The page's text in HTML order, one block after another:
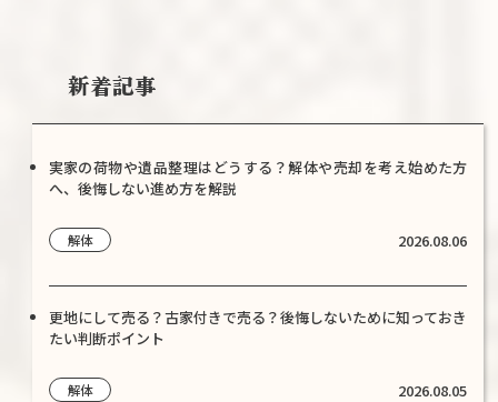
新着記事
実家の荷物や遺品整理はどうする？解体や売却を考え始めた方
へ、後悔しない進め方を解説
解体 2026.08.06
更地にして売る？古家付きで売る？後悔しないために知っておき
たい判断ポイント
解体 2026.08.05